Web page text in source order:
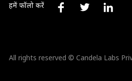
हमें फॉलो करें
All rights reserved © Candela Labs